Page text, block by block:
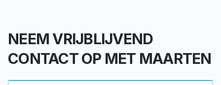
NEEM VRIJBLIJVEND
CONTACT OP MET MAARTEN